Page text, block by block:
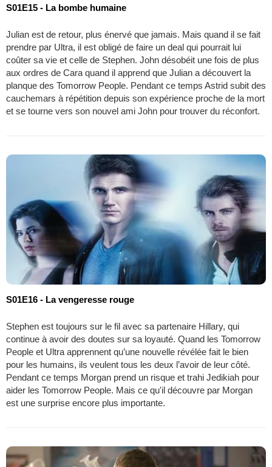
S01E15 - La bombe humaine
Julian est de retour, plus énervé que jamais. Mais quand il se fait
prendre par Ultra, il est obligé de faire un deal qui pourrait lui
coûter sa vie et celle de Stephen. John désobéit une fois de plus
aux ordres de Cara quand il apprend que Julian a découvert la
planque des Tomorrow People. Pendant ce temps Astrid subit des
cauchemars à répétition depuis son expérience proche de la mort
et se tourne vers son nouvel ami John pour trouver du réconfort.
S01E16 - La vengeresse rouge
Stephen est toujours sur le fil avec sa partenaire Hillary, qui
continue à avoir des doutes sur sa loyauté. Quand les Tomorrow
People et Ultra apprennent qu’une nouvelle révélée fait le bien
pour les humains, ils veulent tous les deux l’avoir de leur côté.
Pendant ce temps Morgan prend un risque et trahi Jedikiah pour
aider les Tomorrow People. Mais ce qu'il découvre par Morgan
est une surprise encore plus importante.